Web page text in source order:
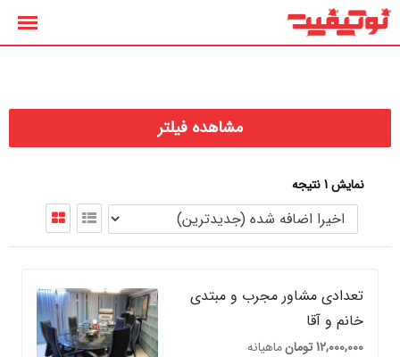
پرش
مشاهده فیلتر
نمایش 1 نتیجه
تعدادی مشاور مجرب و مبتدی
خانم و آقا
12,000,000تومانماهیانه